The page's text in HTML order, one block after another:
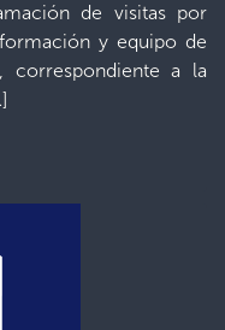
de visitas por
y equipo de
correspondiente a la